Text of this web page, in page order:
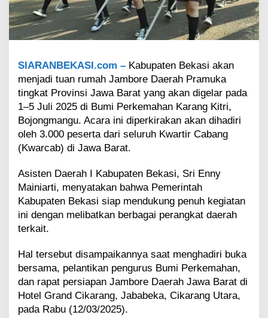
a
d
T
a
u
m
a
h
a
b
o
r
e
m
u
k
a
J
a
SIARANBEKASI.com – Kabupaten Bekasi akan
menjadi tuan rumah Jambore Daerah Pramuka
tingkat Provinsi Jawa Barat yang akan digelar pada
1–5 Juli 2025 di Bumi Perkemahan Karang Kitri,
Bojongmangu. Acara ini diperkirakan akan dihadiri
oleh 3.000 peserta dari seluruh Kwartir Cabang
(Kwarcab) di Jawa Barat.
Asisten Daerah I Kabupaten Bekasi, Sri Enny
Mainiarti, menyatakan bahwa Pemerintah
Kabupaten Bekasi siap mendukung penuh kegiatan
ini dengan melibatkan berbagai perangkat daerah
terkait.
Hal tersebut disampaikannya saat menghadiri buka
bersama, pelantikan pengurus Bumi Perkemahan,
dan rapat persiapan Jambore Daerah Jawa Barat di
Hotel Grand Cikarang, Jababeka, Cikarang Utara,
pada Rabu (12/03/2025).